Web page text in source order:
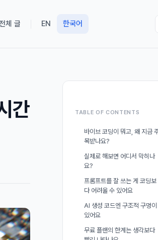
체 글 EN 한국어
간
TABLE OF CONTENTS
바이브 코딩이 뭐고, 왜 지금
목받나요?
실제로 해보면 어디서 막히나
요?
프롬프트를 잘 쓰는 게 코딩보
다 어려울 수 있어요
AI 생성 코드엔 구조적 구멍이
있어요
무료 플랜의 한계는 생각보다